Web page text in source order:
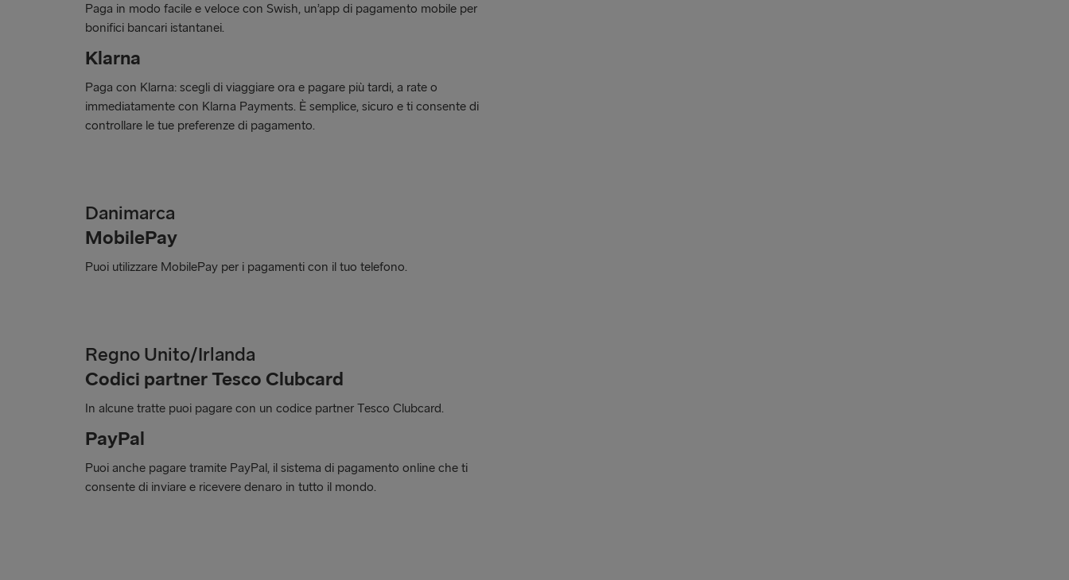
Paga in modo facile e veloce con Swish, un’app di pagamento mobile per
bonifici bancari istantanei.
Klarna
Paga con Klarna: scegli di viaggiare ora e pagare più tardi, a rate o
immediatamente con Klarna Payments. È semplice, sicuro e ti consente di
controllare le tue preferenze di pagamento.
Danimarca
MobilePay
Puoi utilizzare MobilePay per i pagamenti con il tuo telefono.
Regno Unito/Irlanda
Codici partner Tesco Clubcard
In alcune tratte puoi pagare con un codice partner Tesco Clubcard.
PayPal
Puoi anche pagare tramite PayPal, il sistema di pagamento online che ti
consente di inviare e ricevere denaro in tutto il mondo.